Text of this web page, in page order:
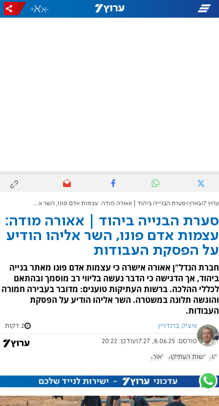
-
+
ערוץ 7 בארץ סערת הבנייה ביהוד | אאורה מודה: עצמות אדם פונו, השר אליהו הודיע על הפסקת העבודות
סערת הבנייה ביהוד | אאורה מודה:
עצמות אדם פונו, השר אליהו הודיע
על הפסקת העבודות
חברת הנדל"ן אאורה אישרה כי עצמות אדם פונו מאתר בנייה
ביהוד, אך הדגישה כי הדבר נעשה בליווי רב מוסמך ובהתאם
לכללי ההלכה. ברשות העתיקות טוענים: מדובר בעבירה חמורה
והוגשה תלונה במשטרה. השר אליהו הודיע על הפסקת
העבודות.
איציק ברנדויין 2 דקות
פורסם: 8.06.25, 17:27 עודכן: 20:22
יהוד רשות העתיקות אאורה